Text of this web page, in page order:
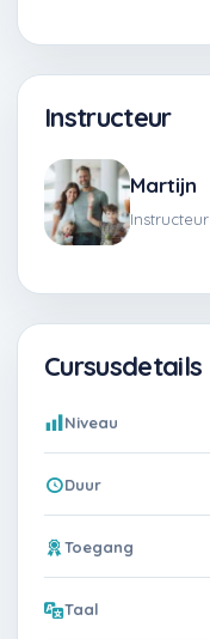
Instructeur
Martijn
Instructeur
Cursusdetails
Niveau
Duur
Toegang
Taal